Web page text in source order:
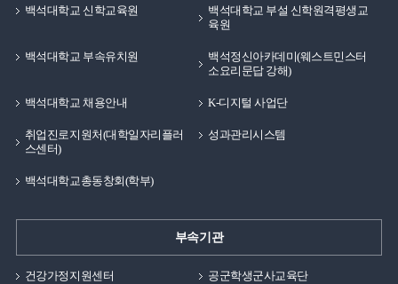
백석대학교 신학교육원
백석대학교 부설 신학원격평생교
육원
백석대학교 부속유치원
백석정신아카데미(웨스트민스터
소요리문답 강해)
백석대학교 채용안내 K-디지털 사업단
취업진로지원처(대학일자리플러
스센터)
성과관리시스템
백석대학교총동창회(학부)
부속기관
건강가정지원센터 공군학생군사교육단